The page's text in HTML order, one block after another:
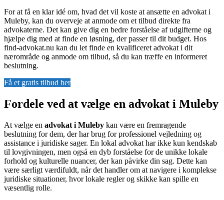
For at få en klar idé om, hvad det vil koste at ansætte en advokat i
Muleby, kan du overveje at anmode om et tilbud direkte fra
advokaterne. Det kan give dig en bedre forståelse af udgifterne og
hjælpe dig med at finde en løsning, der passer til dit budget. Hos
find-advokat.nu kan du let finde en kvalificeret advokat i dit
nærområde og anmode om tilbud, så du kan træffe en informeret
beslutning.
Få et gratis tilbud her
Fordele ved at vælge en advokat i Muleby
At vælge en advokat i Muleby kan være en fremragende
beslutning for dem, der har brug for professionel vejledning og
assistance i juridiske sager. En lokal advokat har ikke kun kendskab
til lovgivningen, men også en dyb forståelse for de unikke lokale
forhold og kulturelle nuancer, der kan påvirke din sag. Dette kan
være særligt værdifuldt, når det handler om at navigere i komplekse
juridiske situationer, hvor lokale regler og skikke kan spille en
væsentlig rolle.